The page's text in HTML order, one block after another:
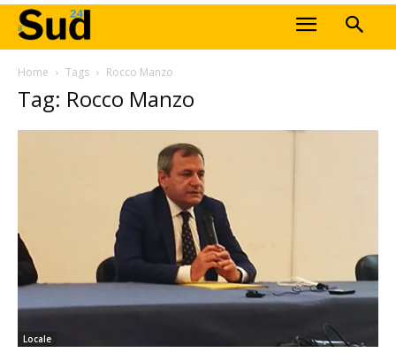
Home Tags Rocco Manzo
Tag: Rocco Manzo
Locale